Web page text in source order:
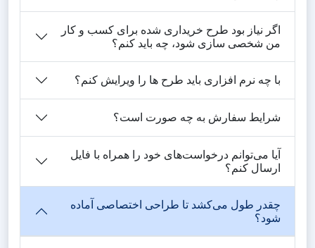
اگر نیاز بود طرح خریداری شده برای کسب و کار
من شخصی سازی شود، چه باید کنم؟
با چه نرم افزاری باید طرح ها را ویرایش کنم؟
شرایط سفارش به چه صورت است؟
آیا می‌توانم درخواست‌های خود را همراه با فایل
ارسال کنم؟
چقدر طول می‌کشد تا طراحی اختصاصی آماده
شود؟